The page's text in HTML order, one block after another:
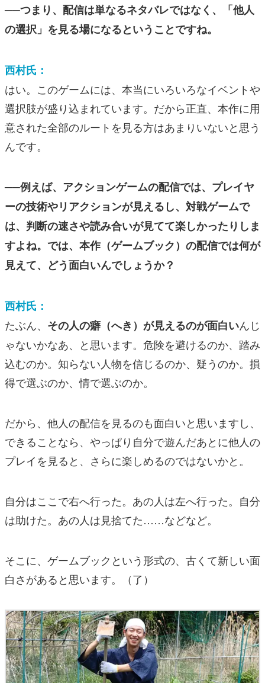
──つまり、配信は単なるネタバレではなく、「他人
の選択」を見る場になるということですね。
西村氏：
はい。このゲームには、本当にいろいろなイベントや
選択肢が盛り込まれています。だから正直、本作に用
意された全部のルートを見る方はあまりいないと思う
んです。
──例えば、アクションゲームの配信では、プレイヤ
ーの技術やリアクションが見えるし、対戦ゲームで
は、判断の速さや読み合いが見てて楽しかったりしま
すよね。では、本作（ゲームブック）の配信では何が
見えて、どう面白いんでしょうか？
西村氏：
たぶん、 その人の癖（へき）が見えるのが面白いんじ
ゃないかなあ、と思います。危険を避けるのか、踏み
込むのか。知らない人物を信じるのか、疑うのか。損
得で選ぶのか、情で選ぶのか。
だから、他人の配信を見るのも面白いと思いますし、
できることなら、やっぱり自分で遊んだあとに他人の
プレイを見ると、さらに楽しめるのではないかと。
自分はここで右へ行った。あの人は左へ行った。自分
は助けた。あの人は見捨てた……などなど。
そこに、ゲームブックという形式の、古くて新しい面
白さがあると思います。（了）